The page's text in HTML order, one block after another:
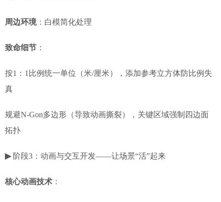
周边环境：白模简化处理
致命细节 ：
按1：1比例统一单位（米/厘米），添加参考立方体防比例失
真
规避N-Gon多边形（导致动画撕裂），关键区域强制四边面
拓扑
▶ 阶段3：动画与交互开发——让场景“活”起来
核心动画技术 ：